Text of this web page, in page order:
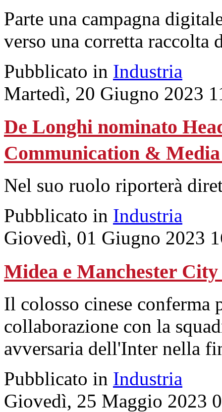
Parte una campagna
verso una corretta
Pubblicato in Industria
Martedì, 20 Giugno 2023
De Longhi nominato
Communication &
Nel suo ruolo riporterà
Pubblicato in Industria
Giovedì, 01 Giugno 2023
Midea e Manchester
Il colosso cinese conferma
collaborazione con la
avversaria dell'Inter nella
Pubblicato in Industria
Giovedì, 25 Maggio 2023